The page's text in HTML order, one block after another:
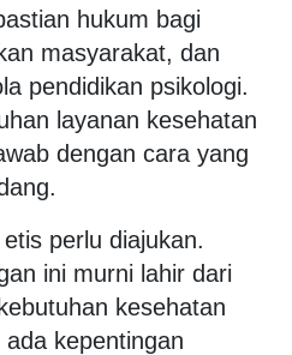
hukum bagi
masyarakat, dan
pendidikan psikologi.
layanan kesehatan
dengan cara yang
perlu diajukan.
ini murni lahir dari
kesehatan
kepentingan